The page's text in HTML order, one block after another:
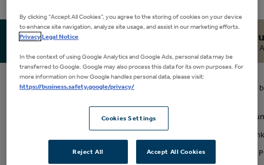
Premium Ticket
Ticket der besten Kategorie im
Zugang zu einem Premium Bereich
der Arena (Getränke gegen
Berechnung)
Separater Premium Eingang
Ticket der
Zugang
Catering
Separater
259€
Loge anfragen
By clicking “Accept All Cookies”, you agree to the storing of cookies on your device
to enhance site navigation, analyze site usage, and assist in our marketing efforts.
PrivacyLegal Notice
In the context of using Google Analytics and Google Ads, personal data may be
transferred to Google. Google may also process this data for its own purposes. For
more information on how Google handles personal data, please visit:
https://business.safety.google/privacy/
Cookies Settings
Reject All Accept All Cookies